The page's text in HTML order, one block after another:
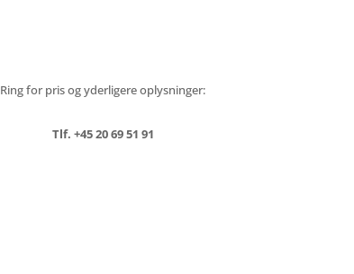
Ring for pris og yderligere oplysninger:
Tlf. +45 20 69 51 91